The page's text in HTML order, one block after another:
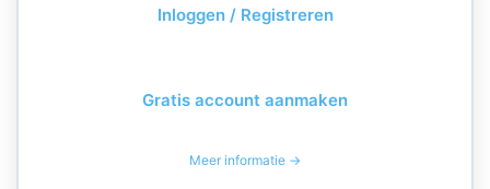
Inloggen / Registreren
Gratis account aanmaken
Meer informatie →